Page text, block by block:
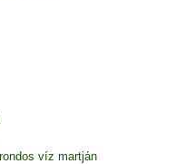
víz martján